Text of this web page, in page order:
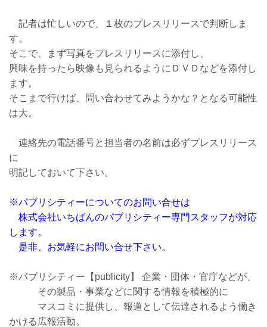
記者は忙しいので、１枚のプレスリリースで判断しま
す。
そこで、まず写真をプレスリリースに添付し、
興味を持ったら映像も見られるようにＤＶＤなどを添付し
ます。
そこまで行けば、問い合わせてみようかな？となる可能性
は大。
連絡先の電話番号と担当者の名前は必ずプレスリリース
に
明記しておいて下さい。
※パブリシティーについてのお問い合せは
株式会社いちばんのパブリシティー専門スタッフが対応
します。
是非、お気軽にお問い合せ下さい。
※パブリシティー【publicity】 企業・団体・官庁などが、
その製品・事業などに関する情報を積極的に
マスコミに提供し、報道として伝達されるよう働き
かける広報活動。